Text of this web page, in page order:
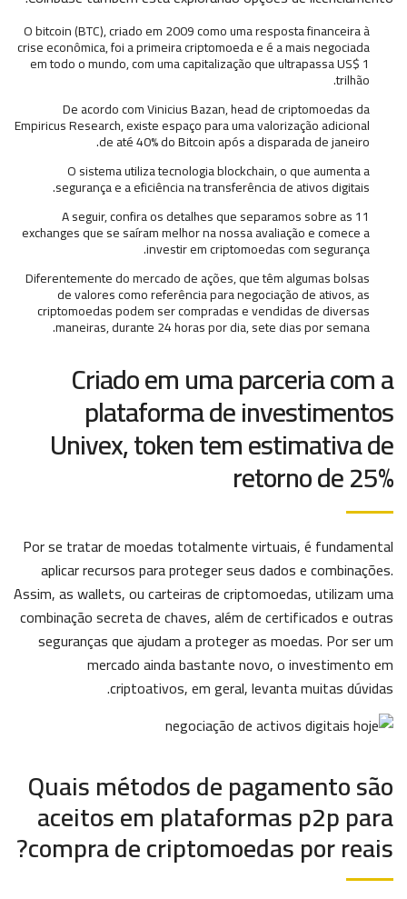
O bitcoin (BTC), criado em 2009 como uma resposta financeira à
crise econômica, foi a primeira criptomoeda e é a mais negociada
em todo o mundo, com uma capitalização que ultrapassa US$ 1
trilhão.
De acordo com Vinicius Bazan, head de criptomoedas da
Empiricus Research, existe espaço para uma valorização adicional
de até 40% do Bitcoin após a disparada de janeiro.
O sistema utiliza tecnologia blockchain, o que aumenta a
segurança e a eficiência na transferência de ativos digitais.
A seguir, confira os detalhes que separamos sobre as 11
exchanges que se saíram melhor na nossa avaliação e comece a
investir em criptomoedas com segurança.
Diferentemente do mercado de ações, que têm algumas bolsas
de valores como referência para negociação de ativos, as
criptomoedas podem ser compradas e vendidas de diversas
maneiras, durante 24 horas por dia, sete dias por semana.
Criado em uma parceria com a
plataforma de investimentos
Univex, token tem estimativa de
retorno de 25%
Por se tratar de moedas totalmente virtuais, é fundamental
aplicar recursos para proteger seus dados e combinações.
Assim, as wallets, ou carteiras de criptomoedas, utilizam uma
combinação secreta de chaves, além de certificados e outras
seguranças que ajudam a proteger as moedas. Por ser um
mercado ainda bastante novo, o investimento em
criptoativos, em geral, levanta muitas dúvidas.
Quais métodos de pagamento são
aceitos em plataformas p2p para
compra de criptomoedas por reais?